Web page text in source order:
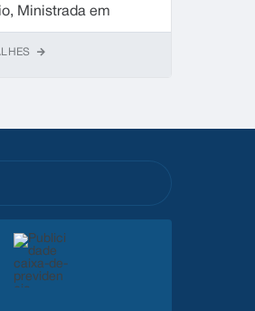
Ministrada em
Fabiane Picoli, da